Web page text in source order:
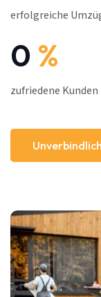
erfolgreiche
0 %
zufriedene Kunden